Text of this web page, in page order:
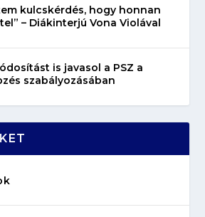
kulcskérdés, hogy honnan
– Diákinterjú Vona Violával
is javasol a PSZ a
szabályozásában